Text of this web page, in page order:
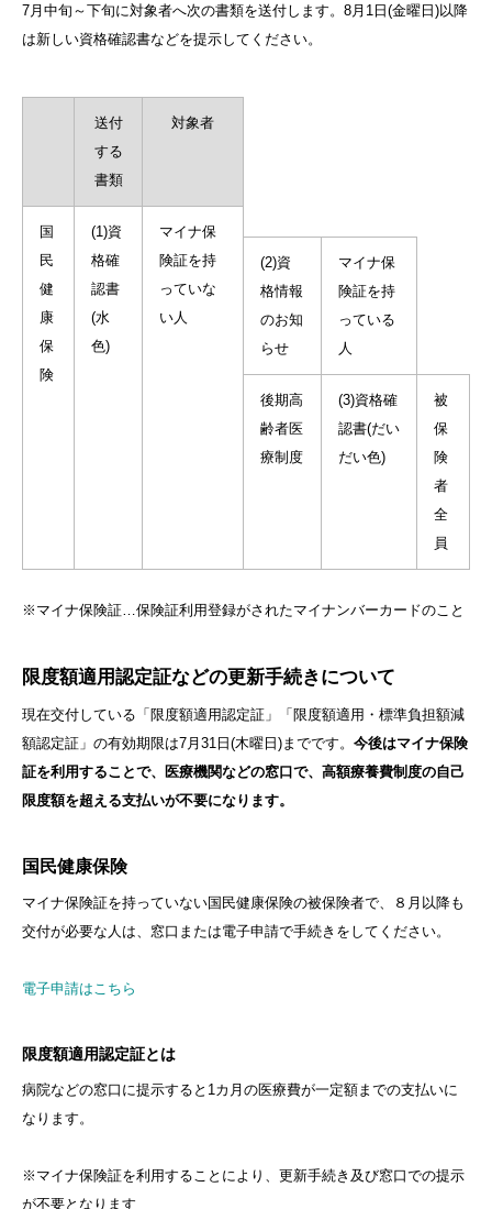
7月中旬～下旬に対象者へ次の書類を送付します。8月1日(金曜日)以降
は新しい資格確認書などを提示してください。
送付
する
書類
対象者
国
民
健
康
保
険
(1)資
格確
認書
(水
色)
マイナ保
険証を持
っていな
い人
(2)資
格情報
のお知
らせ
マイナ保
険証を持
っている
人
後期高
齢者医
療制度
(3)資格確
認書(だい
だい色)
被
保
険
者
全
員
※マイナ保険証…保険証利用登録がされたマイナンバーカードのこと
限度額適用認定証などの更新手続きについて
現在交付している「限度額適用認定証」「限度額適用・標準負担額減
額認定証」の有効期限は7月31日(木曜日)までです。 今後はマイナ保険
証を利用することで、医療機関などの窓口で、高額療養費制度の自己
限度額を超える支払いが不要になります。
国民健康保険
マイナ保険証を持っていない国民健康保険の被保険者で、８月以降も
交付が必要な人は、窓口または電子申請で手続きをしてください。
電子申請はこちら
限度額適用認定証とは
病院などの窓口に提示すると1カ月の医療費が一定額までの支払いに
なります。
※マイナ保険証を利用することにより、更新手続き及び窓口での提示
が不要となります